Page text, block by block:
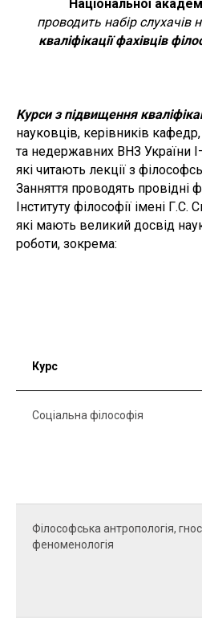
Національної
проводить набір слухачів
кваліфікації фахівців
Курси з підвищення
науковців, керівників
та недержавних ВНЗ України
які читають лекції з
Занняття проводять провідні
Інституту філософії імені
які мають великий досвід
роботи, зокрема:
Курс
Соціальна філософія
Філософська антропологія,
феноменологія